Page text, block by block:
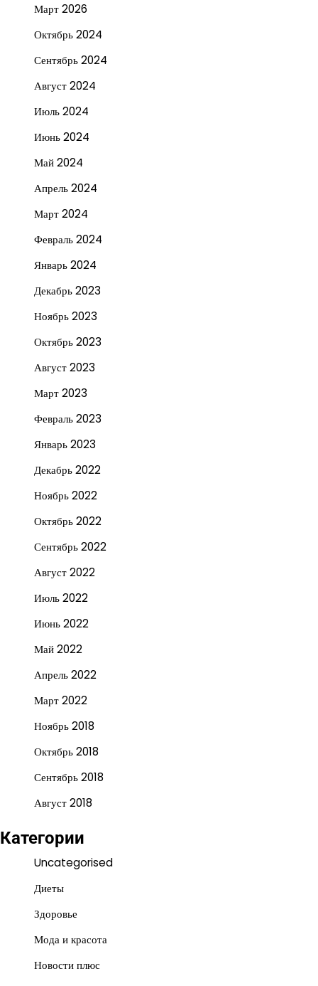
Март 2026
Октябрь 2024
Сентябрь 2024
Август 2024
Июль 2024
Июнь 2024
Май 2024
Апрель 2024
Март 2024
Февраль 2024
Январь 2024
Декабрь 2023
Ноябрь 2023
Октябрь 2023
Август 2023
Март 2023
Февраль 2023
Январь 2023
Декабрь 2022
Ноябрь 2022
Октябрь 2022
Сентябрь 2022
Август 2022
Июль 2022
Июнь 2022
Май 2022
Апрель 2022
Март 2022
Ноябрь 2018
Октябрь 2018
Сентябрь 2018
Август 2018
Категории
Uncategorised
Диеты
Здоровье
Мода и красота
Новости плюс